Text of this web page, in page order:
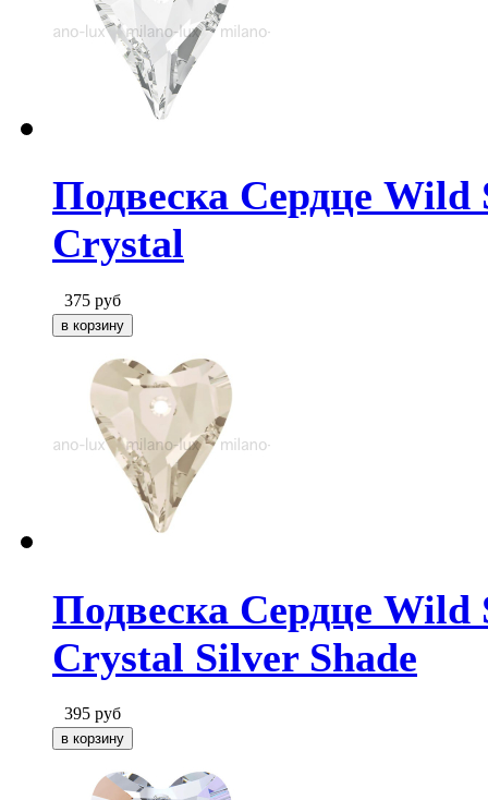
Подвеска Сердце Wild
Crystal
375 руб
Подвеска Сердце Wild
Crystal Silver Shade
395 руб